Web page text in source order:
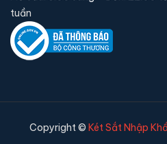
Két sắt mini Bofa ZB-35DJ
📐 Kích thước:35 x 36.5 x 32 cm
⚖️ Trọng lượng:
🛡️ Bảo hành:36 tháng
6,250,000 đ
tuần
Copyright © Két Sắt Nhập